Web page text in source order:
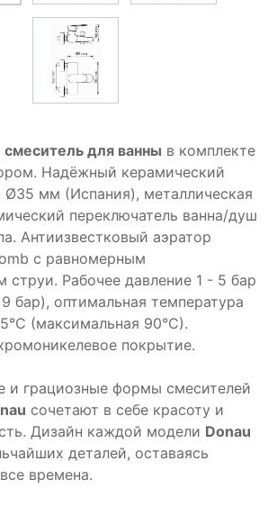
смеситель для ванны в комплекте
Надёжный керамический
Ø35 мм (Испания), металлическая
переключатель ванна/душ
Антиизвестковый аэратор
с равномерным
струи. Рабочее давление 1 - 5 бар
бар), оптимальная температура
(максимальная 90°C).
покрытие.
и грациозные формы смесителей
сочетают в себе красоту и
Дизайн каждой модели Donau
деталей, оставаясь
времена.